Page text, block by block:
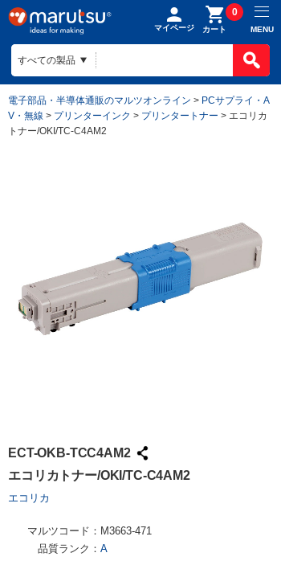
マイページ カート
0
MENU
電子部品・半導体通販のマルツオンライン > PCサプライ・A
V・無線 > プリンターインク > プリンタートナー > エコリカ
トナー/OKI/TC-C4AM2
ECT-OKB-TCC4AM2
エコリカトナー/OKI/TC-C4AM2
エコリカ
マルツコード： M3663-471
品質ランク： A